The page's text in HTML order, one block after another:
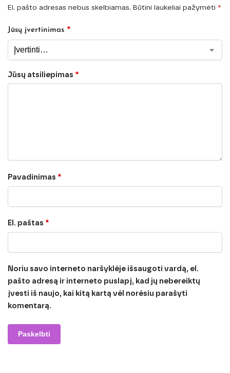
El. pašto adresas nebus skelbiamas. Būtini laukeliai pažymėti *
Jūsų įvertinimas *
Jūsų atsiliepimas *
Pavadinimas *
El. paštas *
Noriu savo interneto naršyklėje išsaugoti vardą, el.
pašto adresą ir interneto puslapį, kad jų nebereiktų
įvesti iš naujo, kai kitą kartą vėl norėsiu parašyti
komentarą.